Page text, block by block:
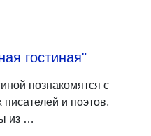
гостиная"
познакомятся с
писателей и поэтов,
из …